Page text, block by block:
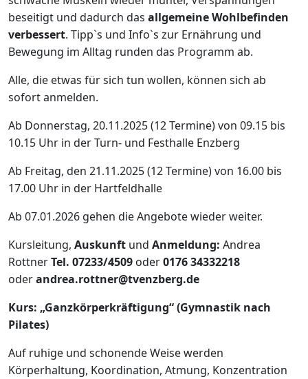
beseitigt und dadurch das allgemeine Wohlbefinden
verbessert. Tipp`s und Info`s zur Ernährung und
Bewegung im Alltag runden das Programm ab.
Alle, die etwas für sich tun wollen, können sich ab
sofort anmelden.
Ab Donnerstag, 20.11.2025 (12 Termine) von 09.15 bis
10.15 Uhr in der Turn- und Festhalle Enzberg
Ab Freitag, den 21.11.2025 (12 Termine) von 16.00 bis
17.00 Uhr in der Hartfeldhalle
Ab 07.01.2026 gehen die Angebote wieder weiter.
Kursleitung, Auskunft und Anmeldung: Andrea
RottnerTel. 07233/4509 oder0176 34332218
oderandrea.rottner@tvenzberg.de
Kurs: „Ganzkörperkräftigung“ (Gymnastik nach
Pilates)
Auf ruhige und schonende Weise werden
Körperhaltung, Koordination, Atmung, Konzentration